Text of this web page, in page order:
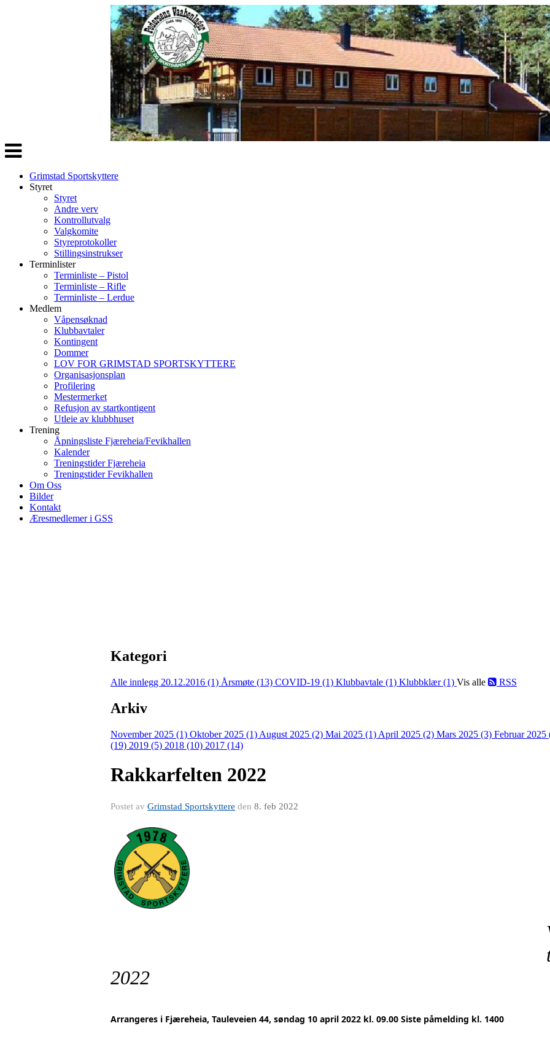
Veksle
navigasjon
Grimstad Sportskyttere
Styret
Styret
Andre verv
Kontrollutvalg
Valgkomite
Styreprotokoller
Stillingsinstrukser
Terminlister
Terminliste – Pistol
Terminliste – Rifle
Terminliste – Lerdue
Medlem
Våpensøknad
Klubbavtaler
Kontingent
Dommer
LOV FOR GRIMSTAD SPORTSKYTTERE
Organisasjonsplan
Profilering
Mestermerket
Refusjon av startkontigent
Utleie av klubbhuset
Trening
Åpningsliste Fjæreheia/Fevikhallen
Kalender
Treningstider Fjæreheia
Treningstider Fevikhallen
Om Oss
Bilder
Kontakt
Æresmedlemer i GSS
Kategori
Alle innlegg 20.12.2016 (1) Årsmøte (13) COVID-19 (1) Klubbavtale (1) Klubbklær (1) Vis alle RSS
Arkiv
November 2025 (1) Oktober 2025 (1) August 2025 (2) Mai 2025 (1) April 2025 (2) Mars 2025 (3) Februar 2025
(19) 2019 (5) 2018 (10) 2017 (14)
Rakkarfelten 2022
Postet av Grimstad Sportskyttere den 8. feb 2022
2022
Arrangeres i Fjæreheia, Tauleveien 44, søndag 10 april 2022 kl. 09.00